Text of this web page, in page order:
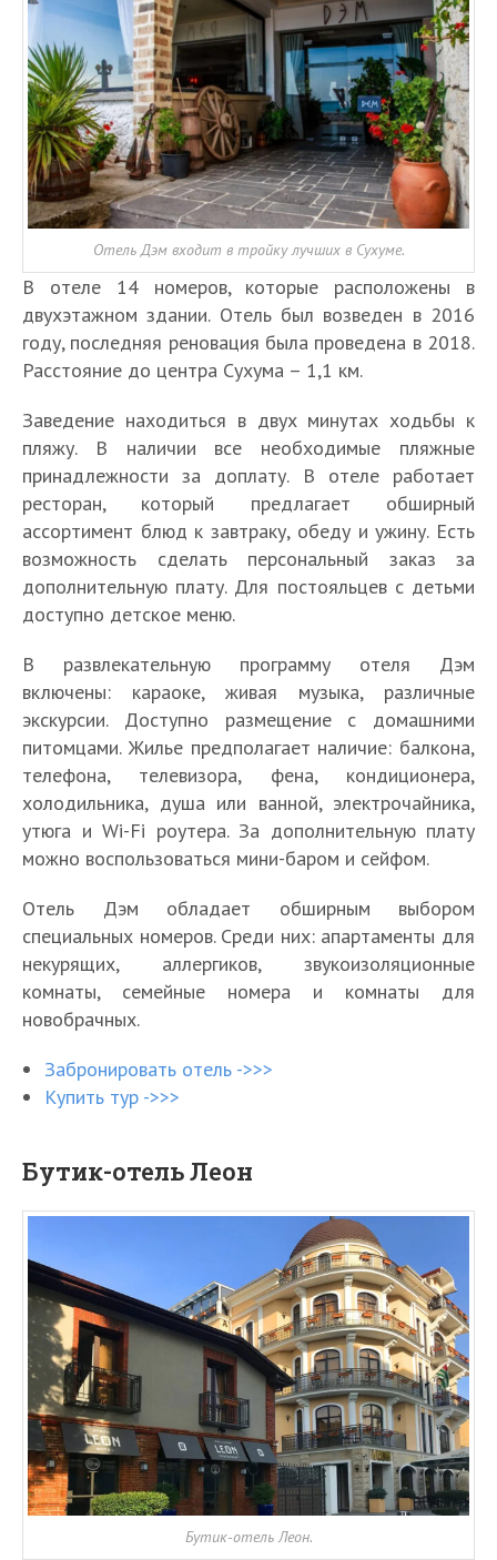
Отель Дэм входит в тройку лучших в Сухуме.
В отеле 14 номеров, которые расположены в
двухэтажном здании. Отель был возведен в 2016
году, последняя реновация была проведена в 2018.
Расстояние до центра Сухума – 1,1 км.
Заведение находиться в двух минутах ходьбы к
пляжу. В наличии все необходимые пляжные
принадлежности за доплату. В отеле работает
ресторан, который предлагает обширный
ассортимент блюд к завтраку, обеду и ужину. Есть
возможность сделать персональный заказ за
дополнительную плату. Для постояльцев с детьми
доступно детское меню.
В развлекательную программу отеля Дэм
включены: караоке, живая музыка, различные
экскурсии. Доступно размещение с домашними
питомцами. Жилье предполагает наличие: балкона,
телефона, телевизора, фена, кондиционера,
холодильника, душа или ванной, электрочайника,
утюга и Wi-Fi роутера. За дополнительную плату
можно воспользоваться мини-баром и сейфом.
Отель Дэм обладает обширным выбором
специальных номеров. Среди них: апартаменты для
некурящих, аллергиков, звукоизоляционные
комнаты, семейные номера и комнаты для
новобрачных.
Забронировать отель ->>>
Купить тур ->>>
Бутик-отель Леон
Бутик-отель Леон.